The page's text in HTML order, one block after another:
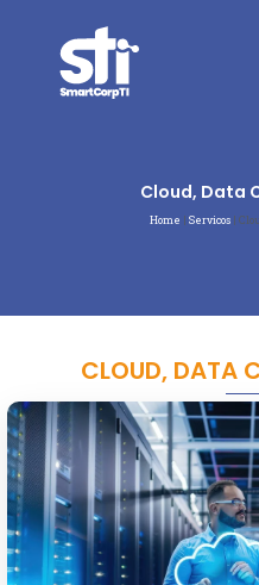
Cloud, Data
Home | Servicos |
CLOUD, DATA